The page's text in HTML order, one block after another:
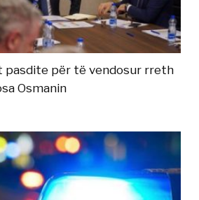
pasdite për të vendosur rreth
Osmanin